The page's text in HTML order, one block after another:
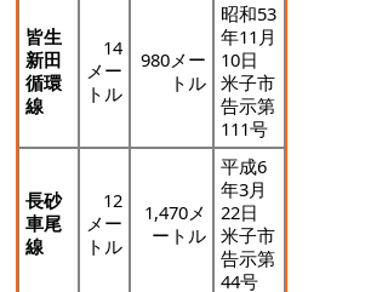
皆生
新田
循環
線
14
メー
トル
980メー
トル
昭和53
年11月
10日
米子市
告示第
111号
長砂
車尾
線
12
メー
トル
1,470メ
ートル
平成6
年3月
22日
米子市
告示第
44号